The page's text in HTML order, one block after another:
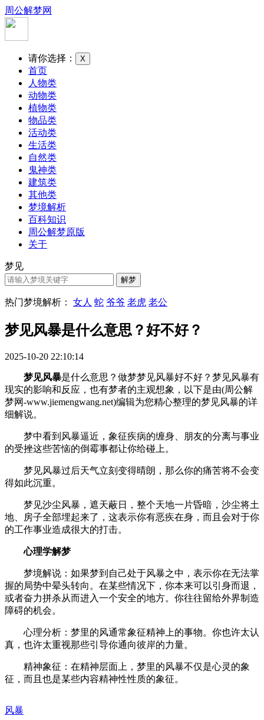
周公解梦网
请你选择： X
首页
人物类
动物类
植物类
物品类
活动类
生活类
自然类
鬼神类
建筑类
其他类
梦境解析
百科知识
周公解梦原版
关于
梦见
热门梦境解析： 女人 蛇 爷爷 老虎 老公
梦见风暴是什么意思？好不好？
2025-10-20 22:10:14
梦见风暴是什么意思？做梦梦见风暴好不好？梦见风暴有
现实的影响和反应，也有梦者的主观想象，以下是由(周公解
梦网-www.jiemengwang.net)编辑为您精心整理的梦见风暴的详
细解说。
梦中看到风暴逼近，象征疾病的缠身、朋友的分离与事业
的受挫这些苦恼的倒霉事都让你给碰上。
梦见风暴过后天气立刻变得晴朗，那么你的痛苦将不会变
得如此沉重。
梦见沙尘风暴，遮天蔽日，整个天地一片昏暗，沙尘将土
地、房子全部埋起来了，这表示你有恶疾在身，而且会对于你
的工作事业造成很大的打击。
心理学解梦
梦境解说：如果梦到自己处于风暴之中，表示你在无法掌
握的局势中晕头转向。在某些情况下，你本来可以引身而退，
或者奋力拼杀从而进入一个安全的地方。你往往留给外界制造
障碍的机会。
心理分析：梦里的风通常象征精神上的事物。你也许太认
真，也许太重视那些引导你通向彼岸的力量。
精神象征：在精神层面上，梦里的风暴不仅是心灵的象
征，而且也是某些内容精神性性质的象征。
风暴